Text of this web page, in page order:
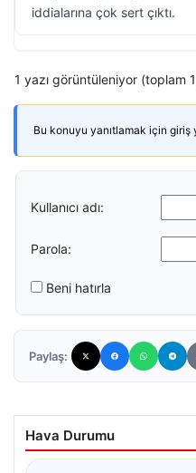
iddialarına çok sert çıktı.
1 yazı görüntüleniyor (toplam
Bu konuyu yanıtlamak için giriş
Kullanıcı adı:
Parola:
Beni hatırla
Paylaş:
Hava Durumu